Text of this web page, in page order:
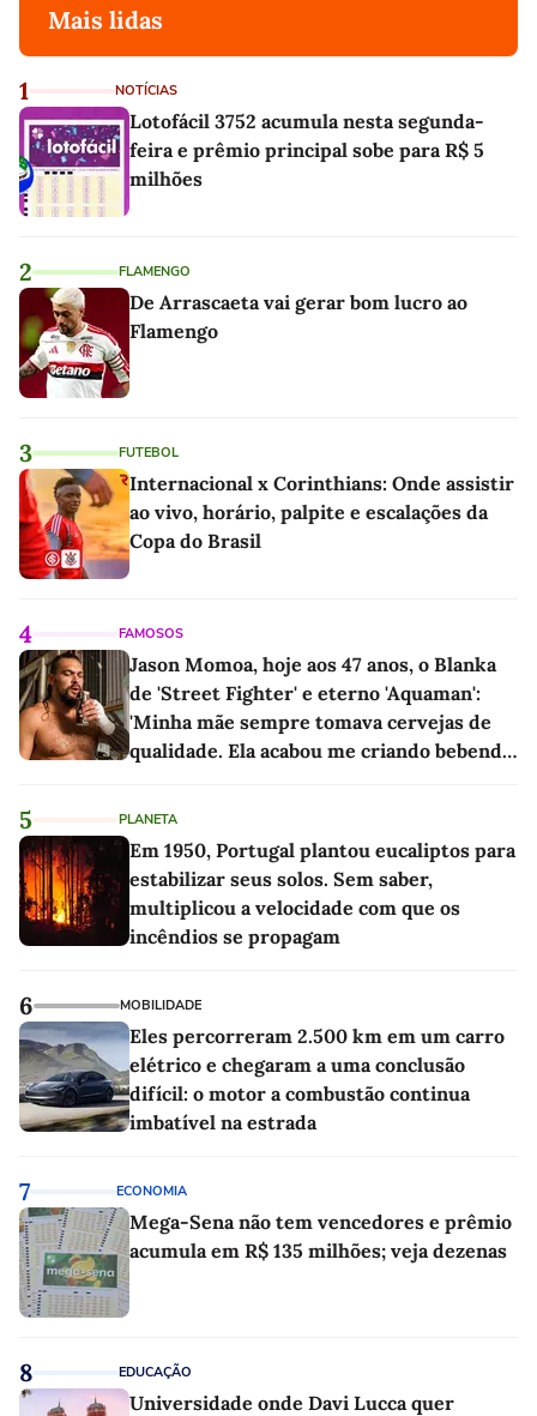
Mais lidas
1 NOTÍCIAS
Lotofácil 3752 acumula nesta segunda-
feira e prêmio principal sobe para R$ 5
milhões
2 FLAMENGO
De Arrascaeta vai gerar bom lucro ao
Flamengo
3 FUTEBOL
Internacional x Corinthians: Onde assistir
ao vivo, horário, palpite e escalações da
Copa do Brasil
4 FAMOSOS
Jason Momoa, hoje aos 47 anos, o Blanka
de 'Street Fighter' e eterno 'Aquaman':
'Minha mãe sempre tomava cervejas de
qualidade. Ela acabou me criando bebendo
5 PLANETA
Em 1950, Portugal plantou eucaliptos para
estabilizar seus solos. Sem saber,
multiplicou a velocidade com que os
incêndios se propagam
6 MOBILIDADE
Eles percorreram 2.500 km em um carro
elétrico e chegaram a uma conclusão
difícil: o motor a combustão continua
imbatível na estrada
7 ECONOMIA
Mega-Sena não tem vencedores e prêmio
acumula em R$ 135 milhões; veja dezenas
8 EDUCAÇÃO
Universidade onde Davi Lucca quer